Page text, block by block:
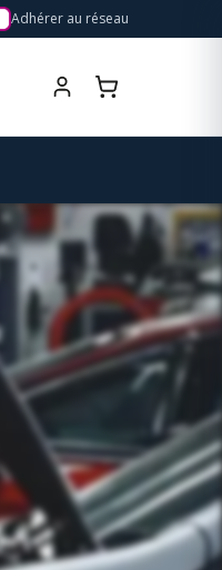
Adhérer au réseau